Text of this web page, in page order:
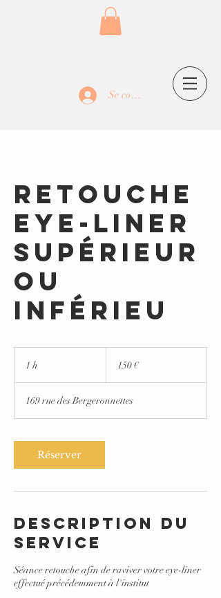
Se connecter
Retouche
eye-liner
supérieur
ou
inférieu
1 h 150 €
169 rue des Bergeronnettes
Réserver
Description du
service
Séance retouche afin de raviver votre eye-liner
effectué précédemment à l'institut
Powered by
InnoTech Apps
Your 14 days trial has
The trial's over, but the show must go
on! 🎬 Upgrade now to keep your web
masterpiece in the spotlight.